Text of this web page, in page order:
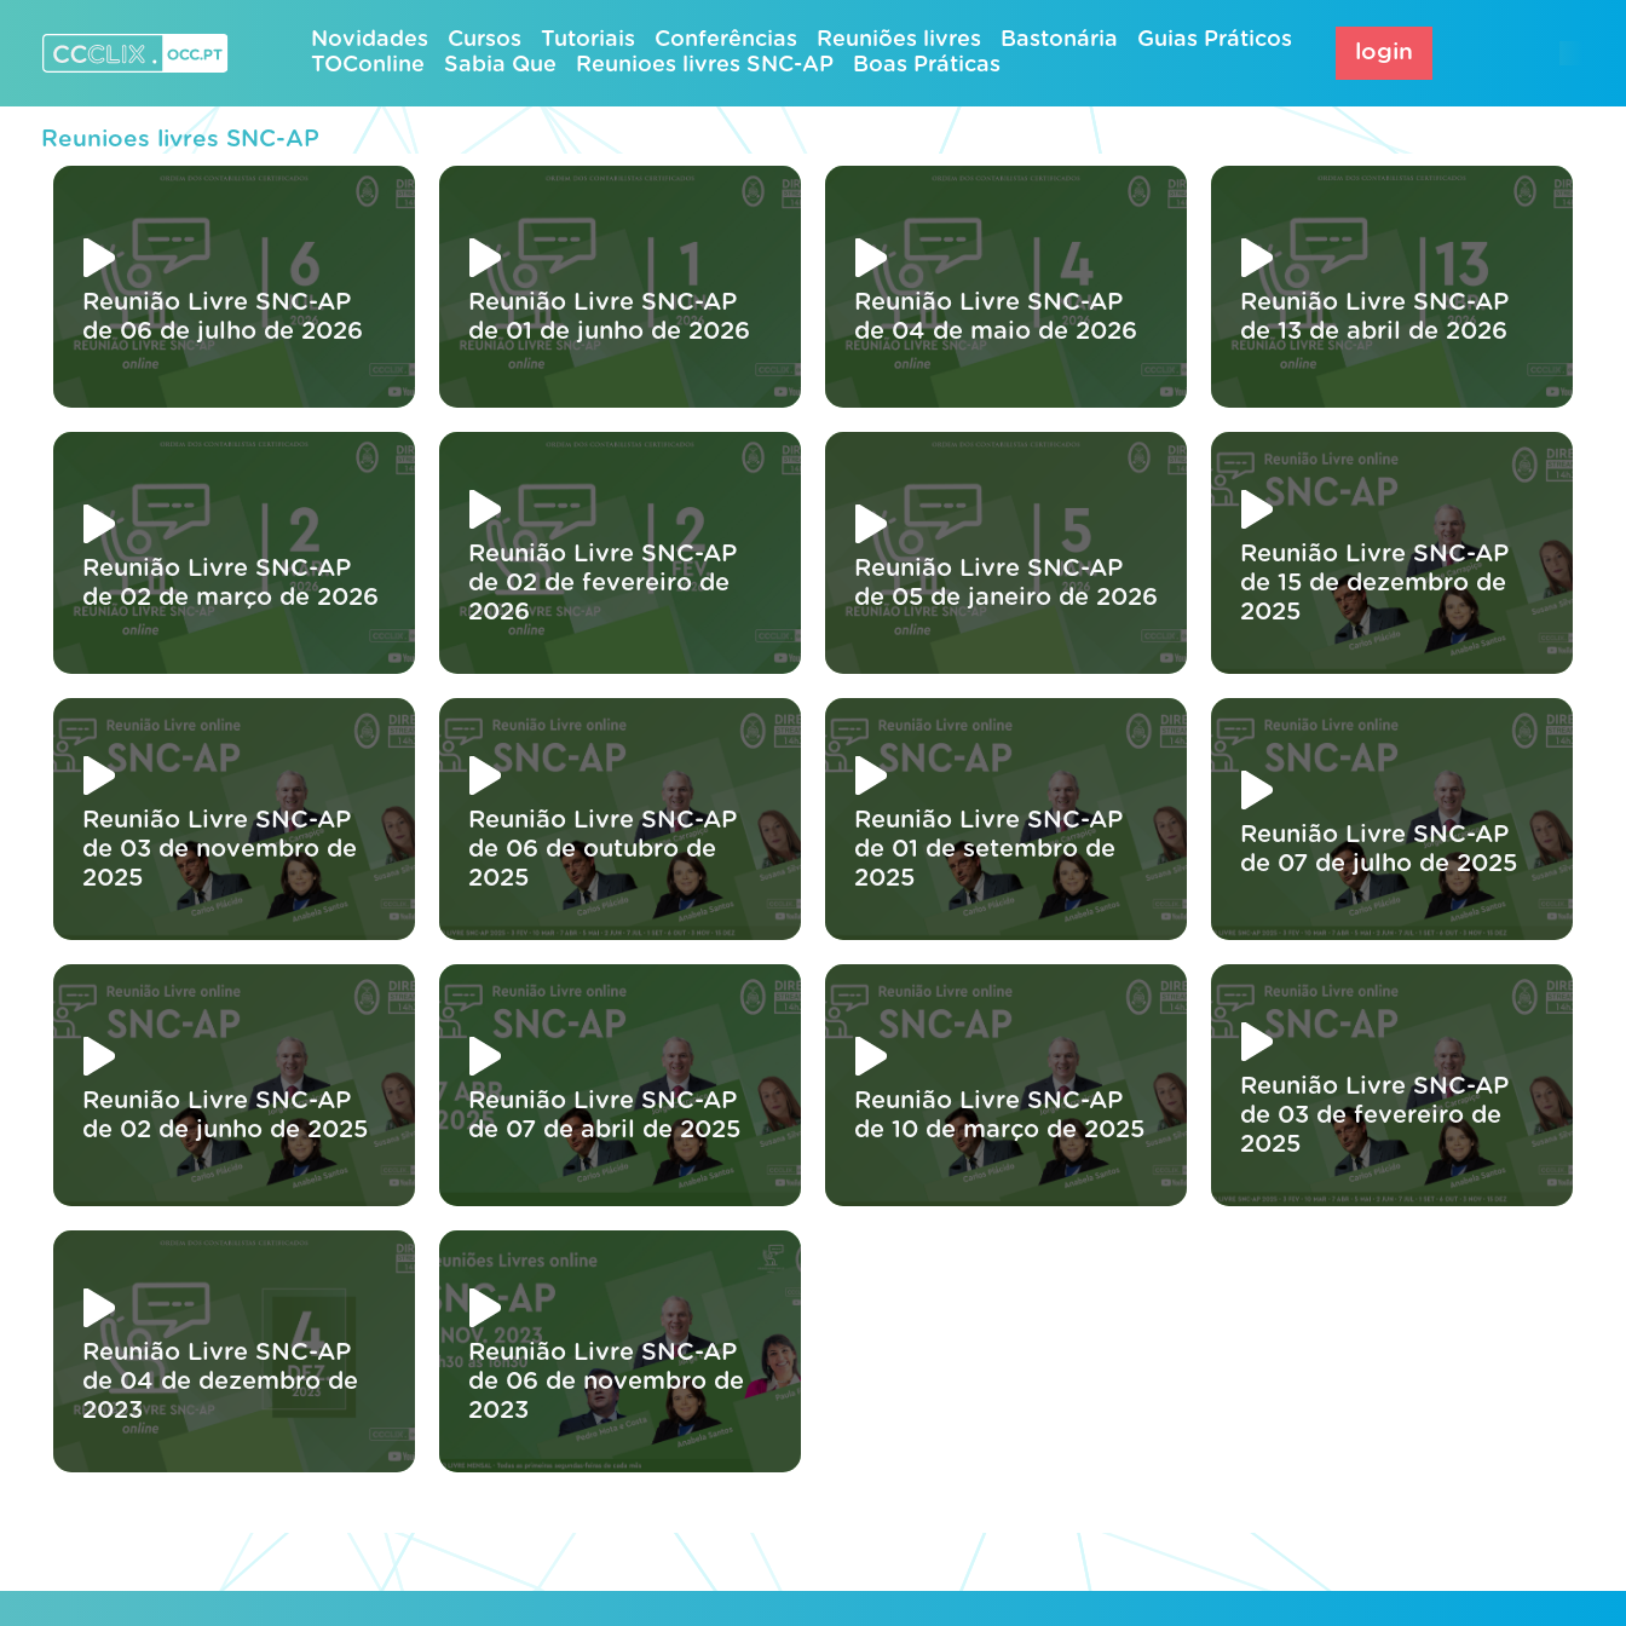
content
Novidades Cursos Tutoriais Conferências Reuniões livres Bastonária
Guias Práticos
TOConline
Sabia Que Reunioes livres SNC-AP Boas Práticas
login
Reunioes livres SNC-AP
Reunião Livre SNC-AP
de 06 de julho de 2026
Reunião Livre SNC-AP
de 01 de junho de 2026
Reunião Livre SNC-AP
de 04 de maio de 2026
Reunião Livre SNC-AP
de 13 de abril de 2026
Reunião Livre SNC-AP
de 02 de março de 2026
Reunião Livre SNC-AP
de 02 de fevereiro de
2026
Reunião Livre SNC-AP
de 05 de janeiro de 2026
Reunião Livre SNC-AP
de 15 de dezembro de
2025
Reunião Livre SNC-AP
de 03 de novembro de
2025
Reunião Livre SNC-AP
de 06 de outubro de
2025
Reunião Livre SNC-AP
de 01 de setembro de
2025
Reunião Livre SNC-AP
de 07 de julho de 2025
Reunião Livre SNC-AP
de 02 de junho de 2025
Reunião Livre SNC-AP
de 07 de abril de 2025
Reunião Livre SNC-AP
de 10 de março de 2025
Reunião Livre SNC-AP
de 03 de fevereiro de
2025
Reunião Livre SNC-AP
de 04 de dezembro de
2023
Reunião Livre SNC-AP
de 06 de novembro de
2023